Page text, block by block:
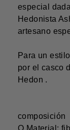
especial
Hedonista
artesano
Para un
por el casco
Hedon .
composición